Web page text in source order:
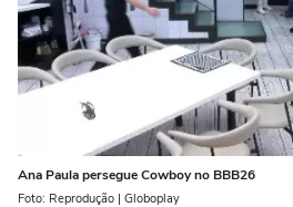
Ana Paula persegue Cowboy no BBB26
Foto: Reprodução | Globoplay